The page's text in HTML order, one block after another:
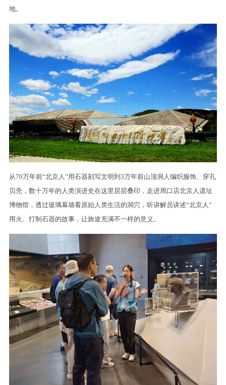
地。
从70万年前“北京人”用石器刻写文明到3万年前山顶洞人编织服饰、穿孔
贝壳，数十万年的人类演进史在这里层层叠印，走进周口店北京人遗址
博物馆，透过玻璃幕墙看原始人类生活的洞穴，听讲解员讲述“北京人”
用火、打制石器的故事，让旅途充满不一样的意义。